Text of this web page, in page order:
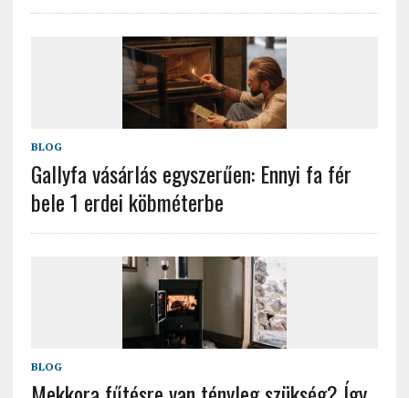
BLOG
Gallyfa vásárlás egyszerűen: Ennyi fa fér
bele 1 erdei köbméterbe
BLOG